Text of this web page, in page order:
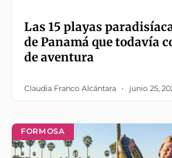
Las 15 playas
de Panamá que todavía
de aventura
Claudia Franco Alcántara junio 25,
FORMOSA